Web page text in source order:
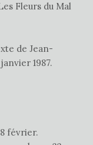
Fleurs du Mal
de Jean-
1987.
février.